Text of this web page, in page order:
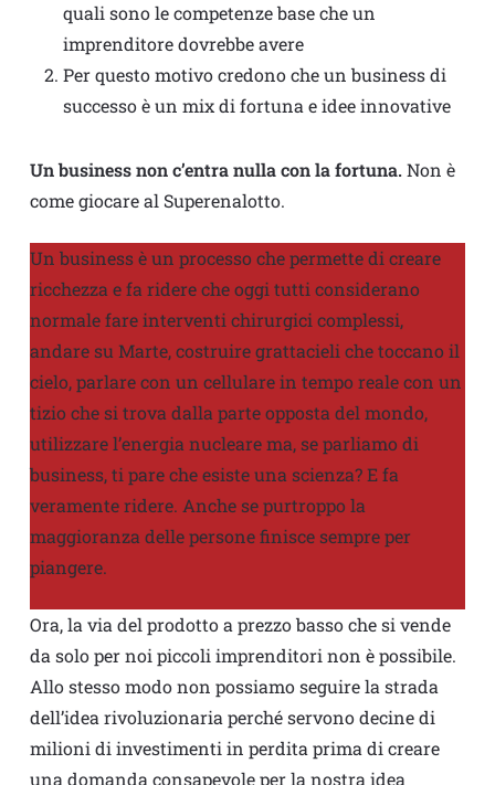
quali sono le competenze base che un
imprenditore dovrebbe avere
Per questo motivo credono che un business di
successo è un mix di fortuna e idee innovative
Un business non c’entra nulla con la fortuna.Non è
come giocare al Superenalotto.
Un business è un processo che permette di creare
ricchezza e fa ridere che oggi tutti considerano
normale fare interventi chirurgici complessi,
andare su Marte, costruire grattacieli che toccano il
cielo, parlare con un cellulare in tempo reale con un
tizio che si trova dalla parte opposta del mondo,
utilizzare l’energia nucleare ma, se parliamo di
business, ti pare che esiste una scienza? E fa
veramente ridere. Anche se purtroppo la
maggioranza delle persone finisce sempre per
piangere.
Ora, la via del prodotto a prezzo basso che si vende
da solo per noi piccoli imprenditori non è possibile.
Allo stesso modo non possiamo seguire la strada
dell’idea rivoluzionaria perché servono decine di
milioni di investimenti in perdita prima di creare
una domanda consapevole per la nostra idea